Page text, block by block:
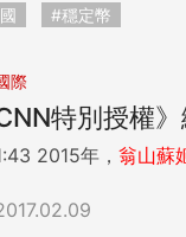
#穩定幣
際
特別授權
1:43 2015年， 翁山蘇